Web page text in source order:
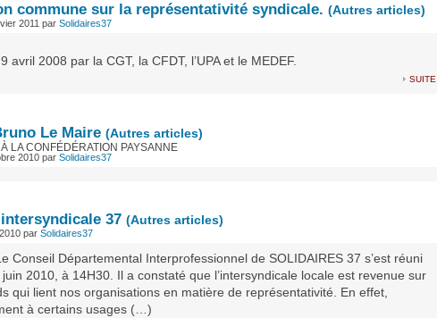
commune sur la représentativité syndicale. (Autres articles)
2011 par Solidaires37
avril 2008 par la CGT, la CFDT, l’UPA et le MEDEF.
suite
Le Maire (Autres articles)
LA CONFÉDÉRATION PAYSANNE
2010 par Solidaires37
37 (Autres articles)
par Solidaires37
Conseil Départemental Interprofessionnel de SOLIDAIRES 37 s’est réuni
2010, à 14H30. Il a constaté que l’intersyndicale locale est revenue sur
qui lient nos organisations en matière de représentativité. En effet,
à certains usages (…)